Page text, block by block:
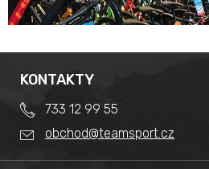
KONTAKTY
733 12 99 55
obchod@teamsport.cz